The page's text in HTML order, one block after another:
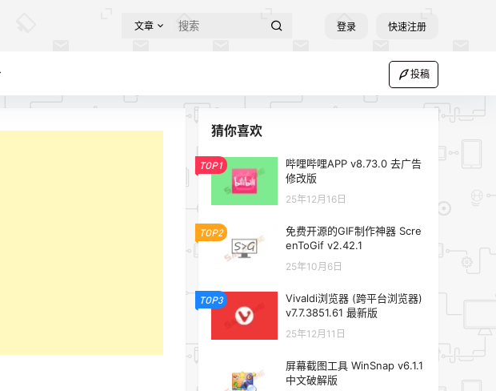
文章 登录 快速注册
投稿
猜你喜欢
TOP1
哔哩哔哩APP v8.73.0 去广告
修改版
25年12月16日
TOP2
免费开源的GIF制作神器 Scre
enToGif v2.42.1
25年10月6日
TOP3
Vivaldi浏览器 (跨平台浏览器)
v7.7.3851.61 最新版
25年12月11日
屏幕截图工具 WinSnap v6.1.1
中文破解版